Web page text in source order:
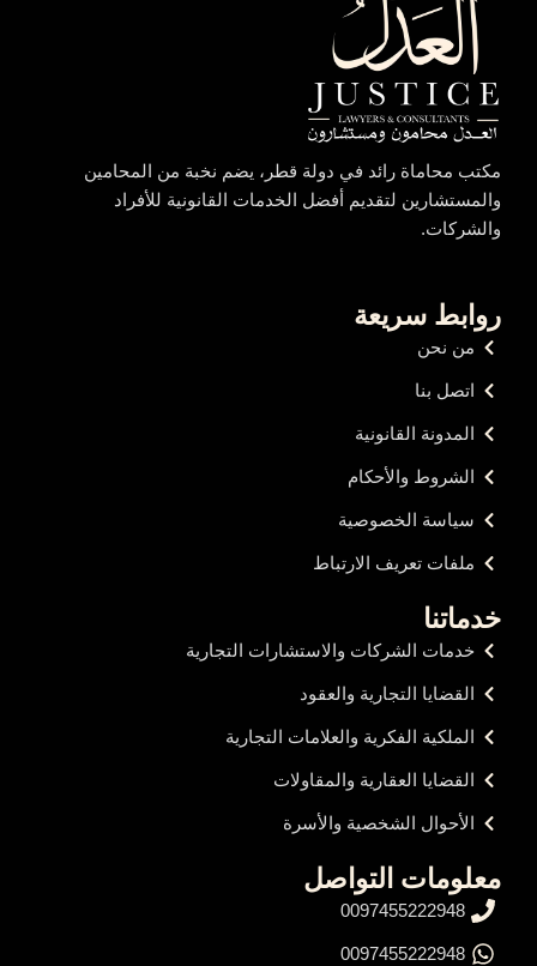
مكتب محاماة رائد في دولة قطر، يضم نخبة من المحامين
والمستشارين لتقديم أفضل الخدمات القانونية للأفراد
والشركات.
روابط سريعة
من نحن
اتصل بنا
المدونة القانونية
الشروط والأحكام
سياسة الخصوصية
ملفات تعريف الارتباط
خدماتنا
خدمات الشركات والاستشارات التجارية
القضايا التجارية والعقود
الملكية الفكرية والعلامات التجارية
القضايا العقارية والمقاولات
الأحوال الشخصية والأسرة
معلومات التواصل
0097455222948
0097455222948